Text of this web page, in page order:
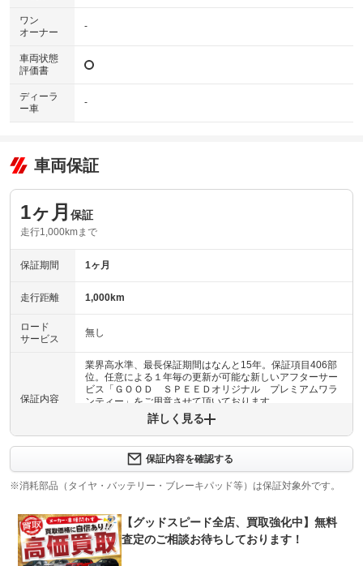
ワン
オーナー
-
車両状態
評価書
ディーラ
ー車
-
車両保証
1ヶ月 保証
走行1,000kmまで
保証期間 1ヶ月
走行距離 1,000km
ロード
サービス
無し
保証内容
業界高水準、最長保証期間はなんと15年。保証項目406部
位。任意による１年毎の更新が可能な新しいアフターサー
ビス「ＧＯＯＤ ＳＰＥＥＤオリジナル プレミアムワラ
ンティー」をご用意させて頂いております。
上限金額 -
免責金 無し
詳しく見る
保証内容を確認する
※消耗部品（タイヤ・バッテリー・ブレーキパッド等）は保証対象外です。
【グッドスピード全店、買取強化中】無料
査定のご相談お待ちしております！